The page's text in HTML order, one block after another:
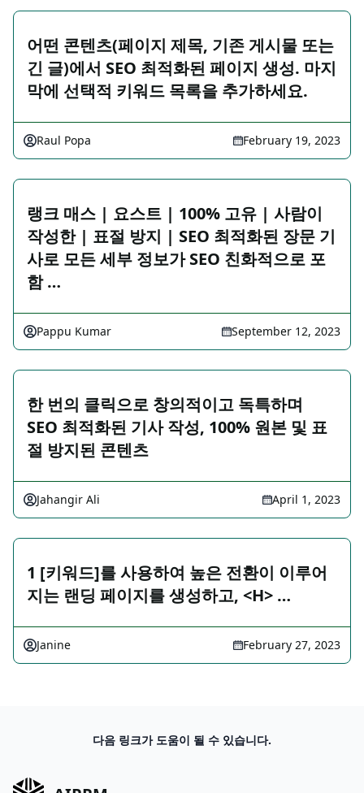
어떤 콘텐츠(페이지 제목, 기존 게시물 또는
긴 글)에서 SEO 최적화된 페이지 생성. 마지
막에 선택적 키워드 목록을 추가하세요.
Raul Popa February 19, 2023
랭크 매스 | 요스트 | 100% 고유 | 사람이
작성한 | 표절 방지 | SEO 최적화된 장문 기
사로 모든 세부 정보가 SEO 친화적으로 포
함 …
Pappu Kumar September 12, 2023
한 번의 클릭으로 창의적이고 독특하며
SEO 최적화된 기사 작성, 100% 원본 및 표
절 방지된 콘텐츠
Jahangir Ali April 1, 2023
1 [키워드]를 사용하여 높은 전환이 이루어
지는 랜딩 페이지를 생성하고, <H> …
Janine February 27, 2023
다음 링크가 도움이 될 수 있습니다.